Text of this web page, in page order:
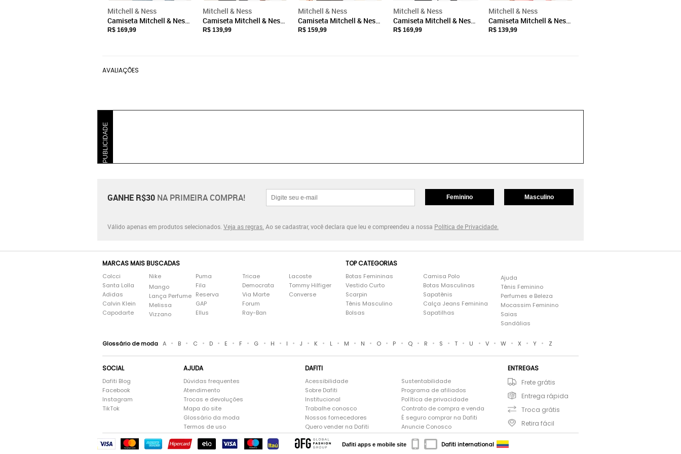
Mitchell & Ness
Camiseta Mitchell & Ness
Estampada Chicago Bulls
R$ 169,99
Mitchell & Ness
Camiseta Mitchell & Ness
Estampada Branding
R$ 139,99
Mitchell & Ness
Camiseta Mitchell & Ness
Estampada Indiana
R$ 159,99
Mitchell & Ness
Camiseta Mitchell & Ness
Oversize Golden State
R$ 169,99
Mitchell & Ness
Camiseta Mitchell & Ness
Especial Phoenix Suns
R$ 139,99
AVALIAÇÕES
PUBLICIDADE
GANHE R$30 NA PRIMEIRA COMPRA! Feminino Masculino
Válido apenas em produtos selecionados. Veja as regras. Ao se cadastrar, você declara que leu e compreendeu a nossa Política de Privacidade.
MARCAS MAIS BUSCADAS
Colcci
Santa Lolla
Adidas
Calvin Klein
Capodarte
Nike
Mango
Lança Perfume
Melissa
Vizzano
Puma
Fila
Reserva
GAP
Ellus
Tricae
Democrata
Via Marte
Forum
Ray-Ban
Lacoste
Tommy Hilfiger
Converse
TOP CATEGORIAS
Botas Femininas
Vestido Curto
Scarpin
Tênis Masculino
Bolsas
Camisa Polo
Botas Masculinas
Sapatênis
Calça Jeans Feminina
Sapatilhas
Ajuda
Tênis Feminino
Perfumes e Beleza
Mocassim Feminino
Saias
Sandálias
Glossário de moda A • B • C • D • E • F • G • H • I • J • K • L • M • N • O • P • Q • R • S • T • U • V • W • X • Y • Z
SOCIAL
Dafiti Blog
Facebook
Instagram
TikTok
AJUDA
Dúvidas frequentes
Atendimento
Trocas e devoluções
Mapa do site
Glossário da moda
Termos de uso
DAFITI
Acessibilidade
Sobre Dafiti
Institucional
Trabalhe conosco
Nossos fornecedores
Quero vender na Dafiti
Sustentabilidade
Programa de afiliados
Política de privacidade
Contrato de compra e venda
É seguro comprar na Dafiti
Anuncie Conosco
ENTREGAS
Frete grátis
Entrega rápida
Troca grátis
Retira fácil
Dafiti apps e mobile site Dafiti international